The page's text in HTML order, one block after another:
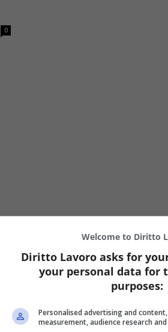
0
Welcome to Diritto
Diritto Lavoro asks for
your personal data for
purposes:
Personalised advertising and
measurement, audience research